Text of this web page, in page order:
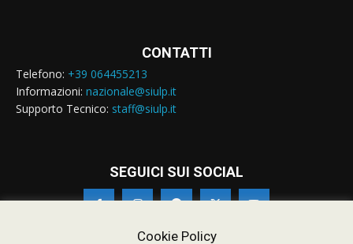
CONTATTI
Telefono: +39 064455213
Informazioni: nazionale@siulp.it
Supporto Tecnico: staff@siulp.it
SEGUICI SUI SOCIAL
Cookie Policy